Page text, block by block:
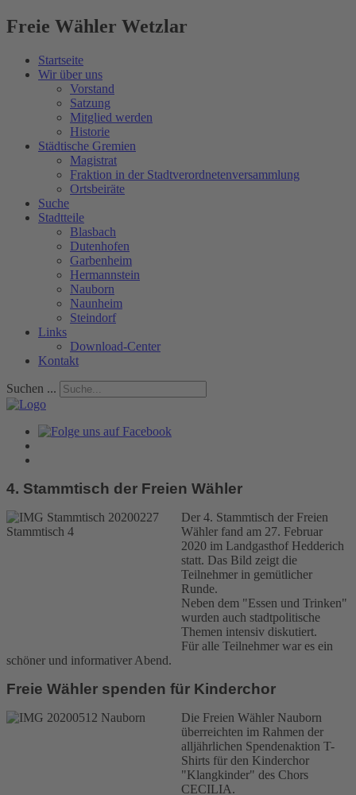
Freie Wähler Wetzlar
Startseite
Wir über uns
Vorstand
Satzung
Mitglied werden
Historie
Städtische Gremien
Magistrat
Fraktion in der Stadtverordnetenversammlung
Ortsbeiräte
Suche
Stadtteile
Blasbach
Dutenhofen
Garbenheim
Hermannstein
Nauborn
Naunheim
Steindorf
Links
Download-Center
Kontakt
Suchen ...
4. Stammtisch der Freien Wähler
Der 4. Stammtisch der Freien
Wähler fand am 27. Februar
2020 im Landgasthof Hedderich
statt. Das Bild zeigt die
Teilnehmer in gemütlicher
Runde.
Neben dem "Essen und Trinken"
wurden auch stadtpolitische
Themen intensiv diskutiert.
Für alle Teilnehmer war es ein
schöner und informativer Abend.
Freie Wähler spenden für Kinderchor
Die Freien Wähler Nauborn
überreichten im Rahmen der
alljährlichen Spendenaktion T-
Shirts für den Kinderchor
"Klangkinder" des Chors
CECILIA.